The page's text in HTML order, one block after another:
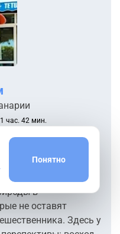
час. 42 мин.
экскурсии
острова – семь
в
не оставят
Здесь у
Понятно